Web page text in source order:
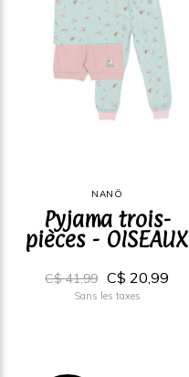
NANÖ
Pyjama trois-
pièces - OISEAUX
C$ 41,99 C$ 20,99
Sans les taxes